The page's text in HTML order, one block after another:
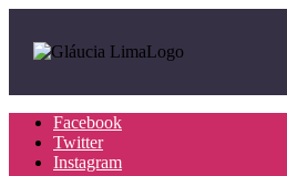
Facebook
Twitter
Instagram